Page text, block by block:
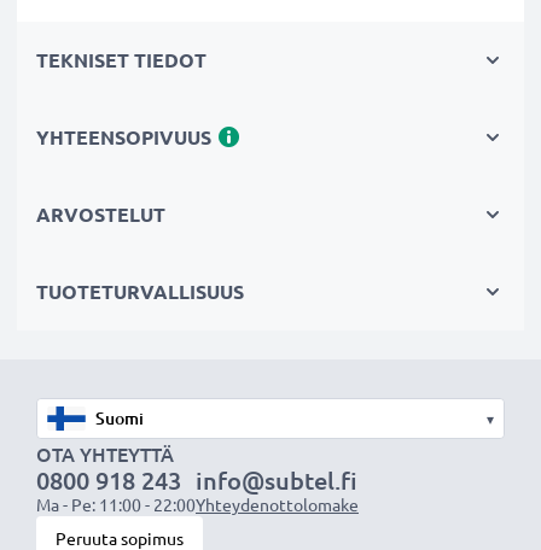
Kaikki akkumme testataan tarkasti, jotta ne täyttävät
siksi akuillamme on 3 vuoden takuu.
pienennät ympäristöjalanjälkeäsi. Akkumme sopii
Valitse CELLONIC, etkä tingi laadusta. Tilaa nyt!
TEKNISET TIEDOT
YHTEENSOPIVUUS
ARVOSTELUT
TUOTETURVALLISUUS
▾
OTA YHTEYTTÄ
0800 918 243
Ma - Pe: 11:00 - 22:00
info@subtel.fi
Yhteydenottolomake
Peruuta sopimus